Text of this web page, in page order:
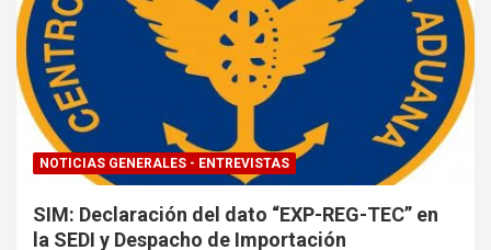
NOTICIAS GENERALES - ENTREVISTAS
SIM: Declaración del dato “EXP-REG-TEC” en
la SEDI y Despacho de Importación